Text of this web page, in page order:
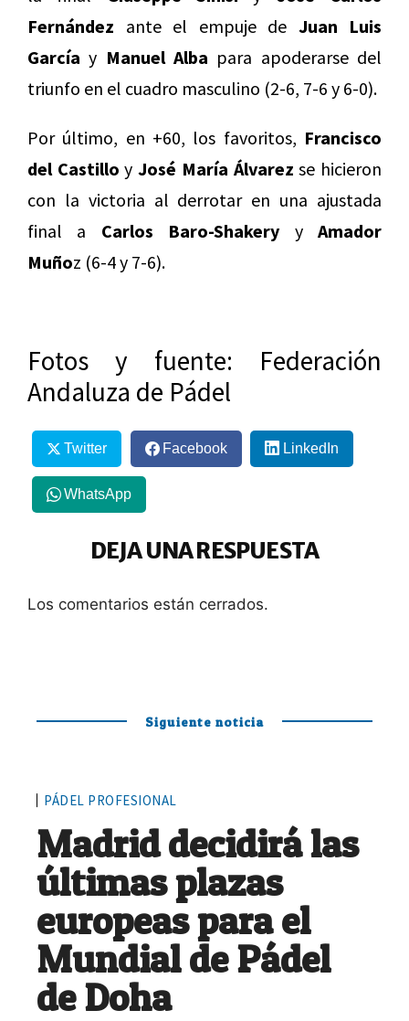
Fernández ante el empuje de Juan Luis
García y Manuel Alba para apoderarse del
triunfo en el cuadro masculino (2-6, 7-6 y 6-0).
Por último, en +60, los favoritos, Francisco
del Castillo yJosé María Álvarez se hicieron
con la victoria al derrotar en una ajustada
final a Carlos Baro-Shakery yAmador
Muñoz (6-4 y 7-6).
Fotos y fuente: Federación
Andaluza de Pádel
Twitter Facebook LinkedIn
WhatsApp
DEJA UNA RESPUESTA
Los comentarios están cerrados.
Siguiente noticia
PÁDEL PROFESIONAL
Madrid decidirá las
últimas plazas
europeas para el
Mundial de Pádel
de Doha